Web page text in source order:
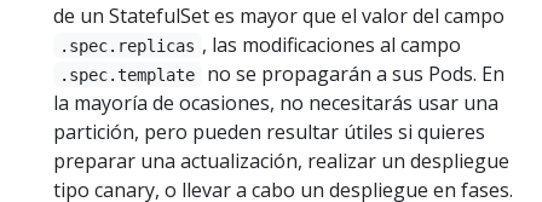
de un StatefulSet es mayor que el valor del campo
.spec.replicas , las modificaciones al campo
.spec.template
no se propagarán a sus Pods. En
la mayoría de ocasiones, no necesitarás usar una
partición, pero pueden resultar útiles si quieres
preparar una actualización, realizar un despliegue
tipo canary, o llevar a cabo un despliegue en fases.